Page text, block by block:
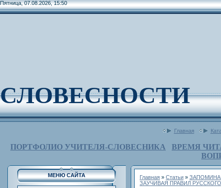
Пятница, 07.08.2026, 15:50
СЛОВЕСНОСТИ
Главная
ПОРТФОЛИО УЧИТЕЛЯ-СЛОВЕСНИКА
ВРЕМЯ
МЕНЮ САЙТА Главная » Статьи »
ЗАУЧИВАЯ ПРАВИЛ